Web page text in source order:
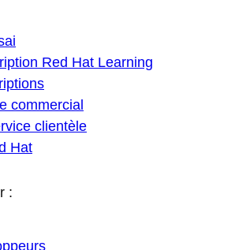
Red Hat Learning
commercial
clientèle
Hat
: